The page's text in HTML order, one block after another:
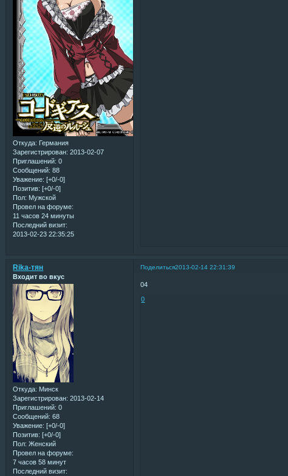
Откуда: Германия
Зарегистрирован: 2013-02-07
Приглашений: 0
Сообщений: 88
Уважение: [+0/-0]
Позитив: [+0/-0]
Пол: Мужской
Провел на форуме:
11 часов 24 минуты
Последний визит:
2013-02-23 22:35:25
Поделиться2013-02-14 22:31:39
Rika-тян
Входит во вкус
Откуда: Минск
Зарегистрирован: 2013-02-14
Приглашений: 0
Сообщений: 68
Уважение: [+0/-0]
Позитив: [+0/-0]
Пол: Женский
Провел на форуме:
7 часов 58 минут
Последний визит:
04
0